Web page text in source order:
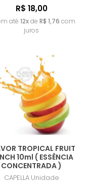
R$ 18,00
até 12xde R$ 1,76 com
juros
TROPICAL FRUIT
10ml ( ESSÊNCIA
CONCENTRADA )
CAPELLA Unidade